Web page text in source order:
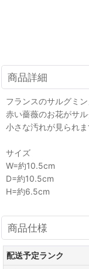
商品詳細
フランスのサルグミ
赤い薔薇のお花がサ
小さな汚れが見られ
サイズ
W=約10.5cm
D=約10.5cm
H=約6.5cm
商品仕様
配送予定ランク